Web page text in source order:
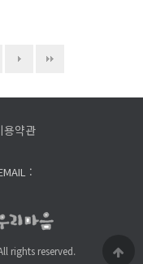
용약관
:
rights reserved.